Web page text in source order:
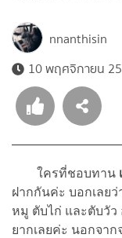
nnanthisin
10 พฤศจิกายน
ใครที่ชอบทาน
ฝากกันค่ะ บอกเลย
หมู ตับไก่ และตับวั
ยากเลยค่ะ นอกจา